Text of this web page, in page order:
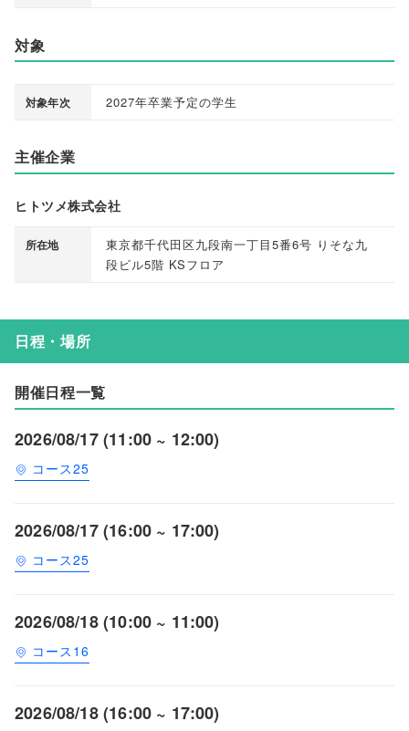
対象
対象年次 2027年卒業予定の学生
主催企業
ヒトツメ株式会社
所在地
東京都千代田区九段南一丁目5番6号 りそな九
段ビル5階 KSフロア
日程・場所
開催日程一覧
2026/08/17 (11:00 ~ 12:00)
コース25
2026/08/17 (16:00 ~ 17:00)
コース25
2026/08/18 (10:00 ~ 11:00)
コース16
2026/08/18 (16:00 ~ 17:00)